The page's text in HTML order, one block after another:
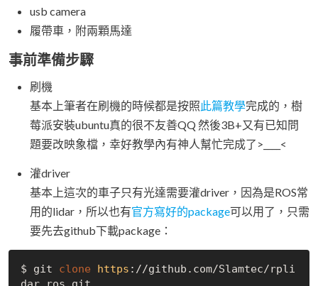
usb camera
履帶車，附兩顆馬達
事前準備步驟
刷機
基本上筆者在刷機的時候都是按照此篇教學完成的，樹
莓派安裝ubuntu真的很不友善QQ 然後3B+又有已知問
題要改映象檔，幸好教學內有神人幫忙完成了>____<
灌driver
基本上這次的車子只有光達需要灌driver，因為是ROS常
用的lidar，所以也有官方寫好的package可以用了，只需
要先去github下載package：
$ git clone https ://github.com/Slamtec/rpli